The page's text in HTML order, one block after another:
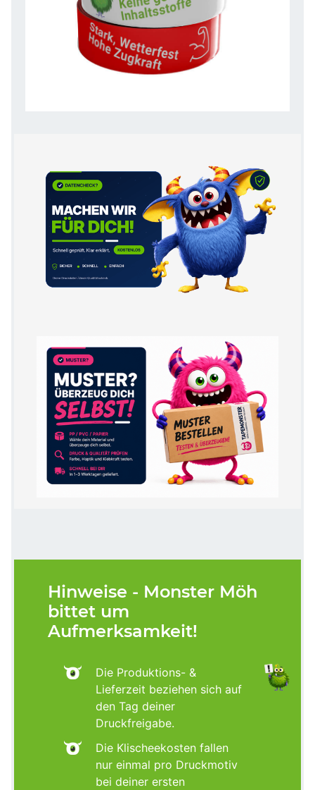
Hinweise - Monster Möh
bittet um
Aufmerksamkeit!
Die Produktions- &
Lieferzeit beziehen sich auf
den Tag deiner
Druckfreigabe.
Die Klischeekosten fallen
nur einmal pro Druckmotiv
bei deiner ersten